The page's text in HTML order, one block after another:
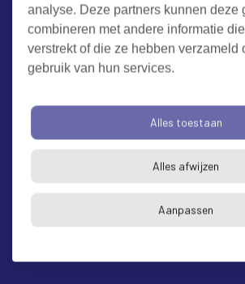
analyse. Deze partners kunnen deze
combineren met andere informatie
verstrekt of die ze hebben verzameld
gebruik van hun services.
Alles toestaan
Alles afwijzen
Aanpassen
Milieuklacht melden
Toegankelijkheid
Proclaimer
Bezoekadres en postadres
Buitenruststraat 6